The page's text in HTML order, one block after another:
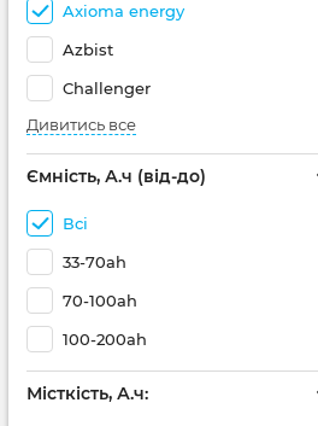
Axioma energy
Azbist
Challenger
Дивитись все
Ємність, А.ч (від-до)
Всі
33-70ah
70-100ah
100-200ah
Місткість, А.ч: